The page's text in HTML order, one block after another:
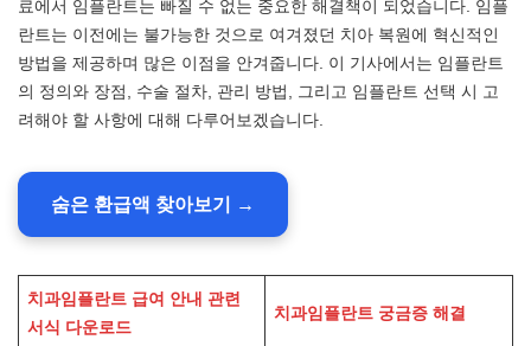
료에서 임플란트는 빠질 수 없는 중요한 해결책이 되었습니다. 임플
란트는 이전에는 불가능한 것으로 여겨졌던 치아 복원에 혁신적인
방법을 제공하며 많은 이점을 안겨줍니다. 이 기사에서는 임플란트
의 정의와 장점, 수술 절차, 관리 방법, 그리고 임플란트 선택 시 고
려해야 할 사항에 대해 다루어보겠습니다.
숨은 환급액 찾아보기 →
치과임플란트 급여 안내 관련
서식 다운로드
치과임플란트 궁금증 해결